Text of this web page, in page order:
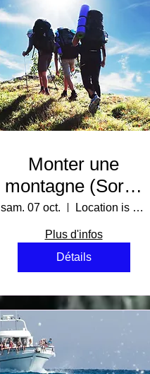
Monter une
montagne (Sortie
1)
sam. 07 oct. Location is TBD
Plus d'infos
Détails